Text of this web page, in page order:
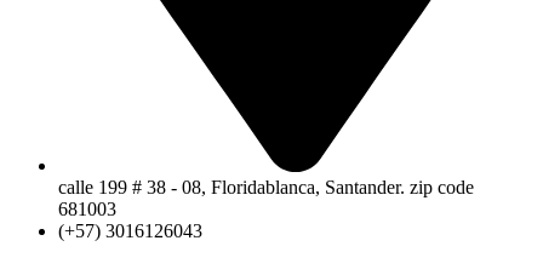
calle 199 # 38 - 08, Floridablanca, Santander. zip code
681003
(+57) 3016126043